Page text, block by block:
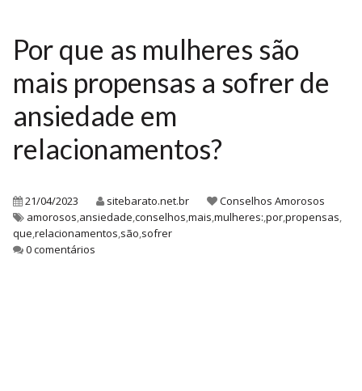
Programa de Patrocinados
Marketplace
Blog
Por que as mulheres são
mais propensas a sofrer de
ansiedade em
relacionamentos?
21/04/2023 sitebarato.net.br
Conselhos Amorosos
amorosos,ansiedade,conselhos,mais,mulheres:,por,propensas,
que,relacionamentos,são,sofrer
0 comentários